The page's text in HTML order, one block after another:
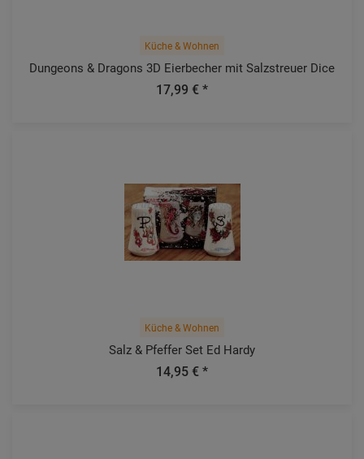
Küche & Wohnen
Dungeons & Dragons 3D Eierbecher mit Salzstreuer Dice
17,99 € *
Küche & Wohnen
Salz & Pfeffer Set Ed Hardy
14,95 € *